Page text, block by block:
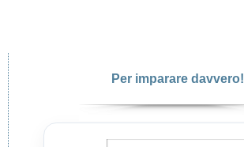
Per imparare davvero!